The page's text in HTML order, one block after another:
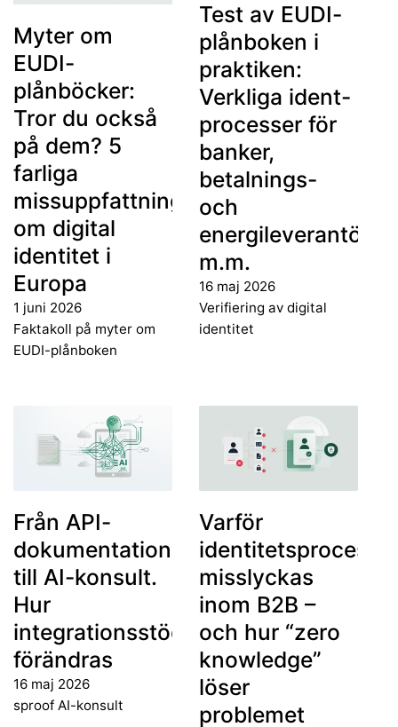
Myter om
EUDI-
plånböcker:
Tror du också
på dem? 5
farliga
missuppfattningar
om digital
identitet i
Europa
1 juni 2026
Faktakoll på myter om
EUDI-plånboken
Test av EUDI-
plånboken i
praktiken:
Verkliga ident-
processer för
banker,
betalnings-
och
energileverantörer
m.m.
16 maj 2026
Verifiering av digital
identitet
Från API-
dokumentation
till AI-konsult.
Hur
integrationsstöd
förändras
16 maj 2026
sproof AI-konsult
Varför
misslyckas
inom B2B –
och hur “zero
knowledge”
löser
problemet